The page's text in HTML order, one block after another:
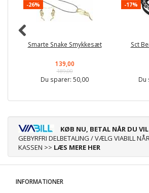
-26%
Smarte Snake Smykkesæt
139,00
189,00
Du sparer: 50,00
-17%
Sct
Du
KØB NU, BETAL NÅR DU VIL
GEBYRFRI DELBETALING / VÆLG VIABILL
KASSEN >> LÆS MERE HER
INFORMATIONER